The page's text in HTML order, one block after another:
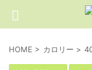
HOME > カロリー >